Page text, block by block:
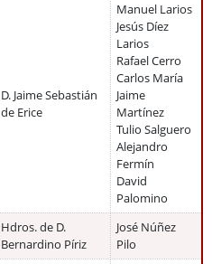
D. Jaime Sebastián
de Erice
Manuel Larios
Jesús Díez
Larios
Rafael Cerro
Carlos María
Jaime
Martínez
Tulio Salguero
Alejandro
Fermín
David
Palomino
Hdros. de D.
Bernardino Píriz
José Núñez
Pilo